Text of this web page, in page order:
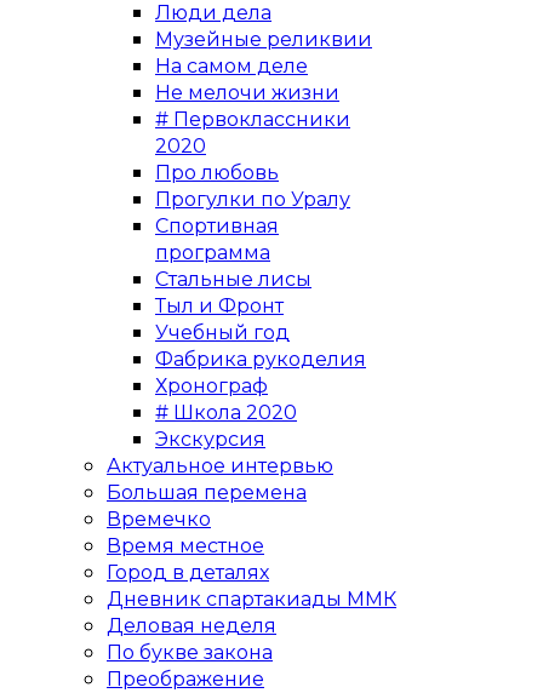
Люди дела
Музейные реликвии
На самом деле
Не мелочи жизни
# Первоклассники
2020
Про любовь
Прогулки по Уралу
Спортивная
программа
Стальные лисы
Тыл и Фронт
Учебный год
Фабрика рукоделия
Хронограф
# Школа 2020
Экскурсия
Актуальное интервью
Большая перемена
Времечко
Время местное
Город в деталях
Дневник спартакиады ММК
Деловая неделя
По букве закона
Преображение